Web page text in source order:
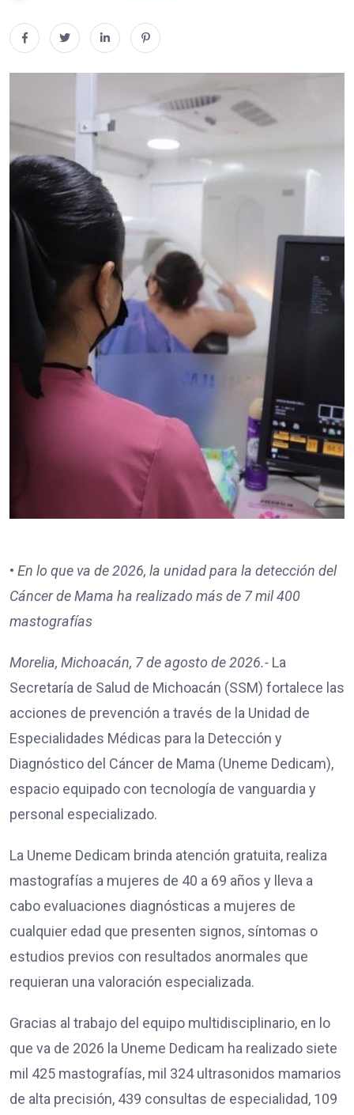
•⁠ ⁠En lo que va de 2026, la unidad para la detección del
Cáncer de Mama ha realizado más de 7 mil 400
mastografías
Morelia, Michoacán, 7 de agosto de 2026.- La
Secretaría de Salud de Michoacán (SSM) fortalece las
acciones de prevención a través de la Unidad de
Especialidades Médicas para la Detección y
Diagnóstico del Cáncer de Mama (Uneme Dedicam),
espacio equipado con tecnología de vanguardia y
personal especializado.
La Uneme Dedicam brinda atención gratuita, realiza
mastografías a mujeres de 40 a 69 años y lleva a
cabo evaluaciones diagnósticas a mujeres de
cualquier edad que presenten signos, síntomas o
estudios previos con resultados anormales que
requieran una valoración especializada.
Gracias al trabajo del equipo multidisciplinario, en lo
que va de 2026 la Uneme Dedicam ha realizado siete
mil 425 mastografías, mil 324 ultrasonidos mamarios
de alta precisión, 439 consultas de especialidad, 109